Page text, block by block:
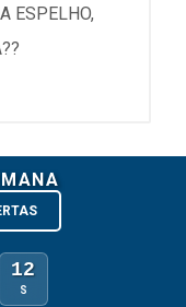
ESPELHO,
12
S